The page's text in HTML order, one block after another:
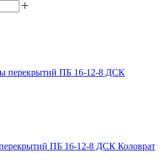
ПБ 16-12-8 ДСК Коловрат